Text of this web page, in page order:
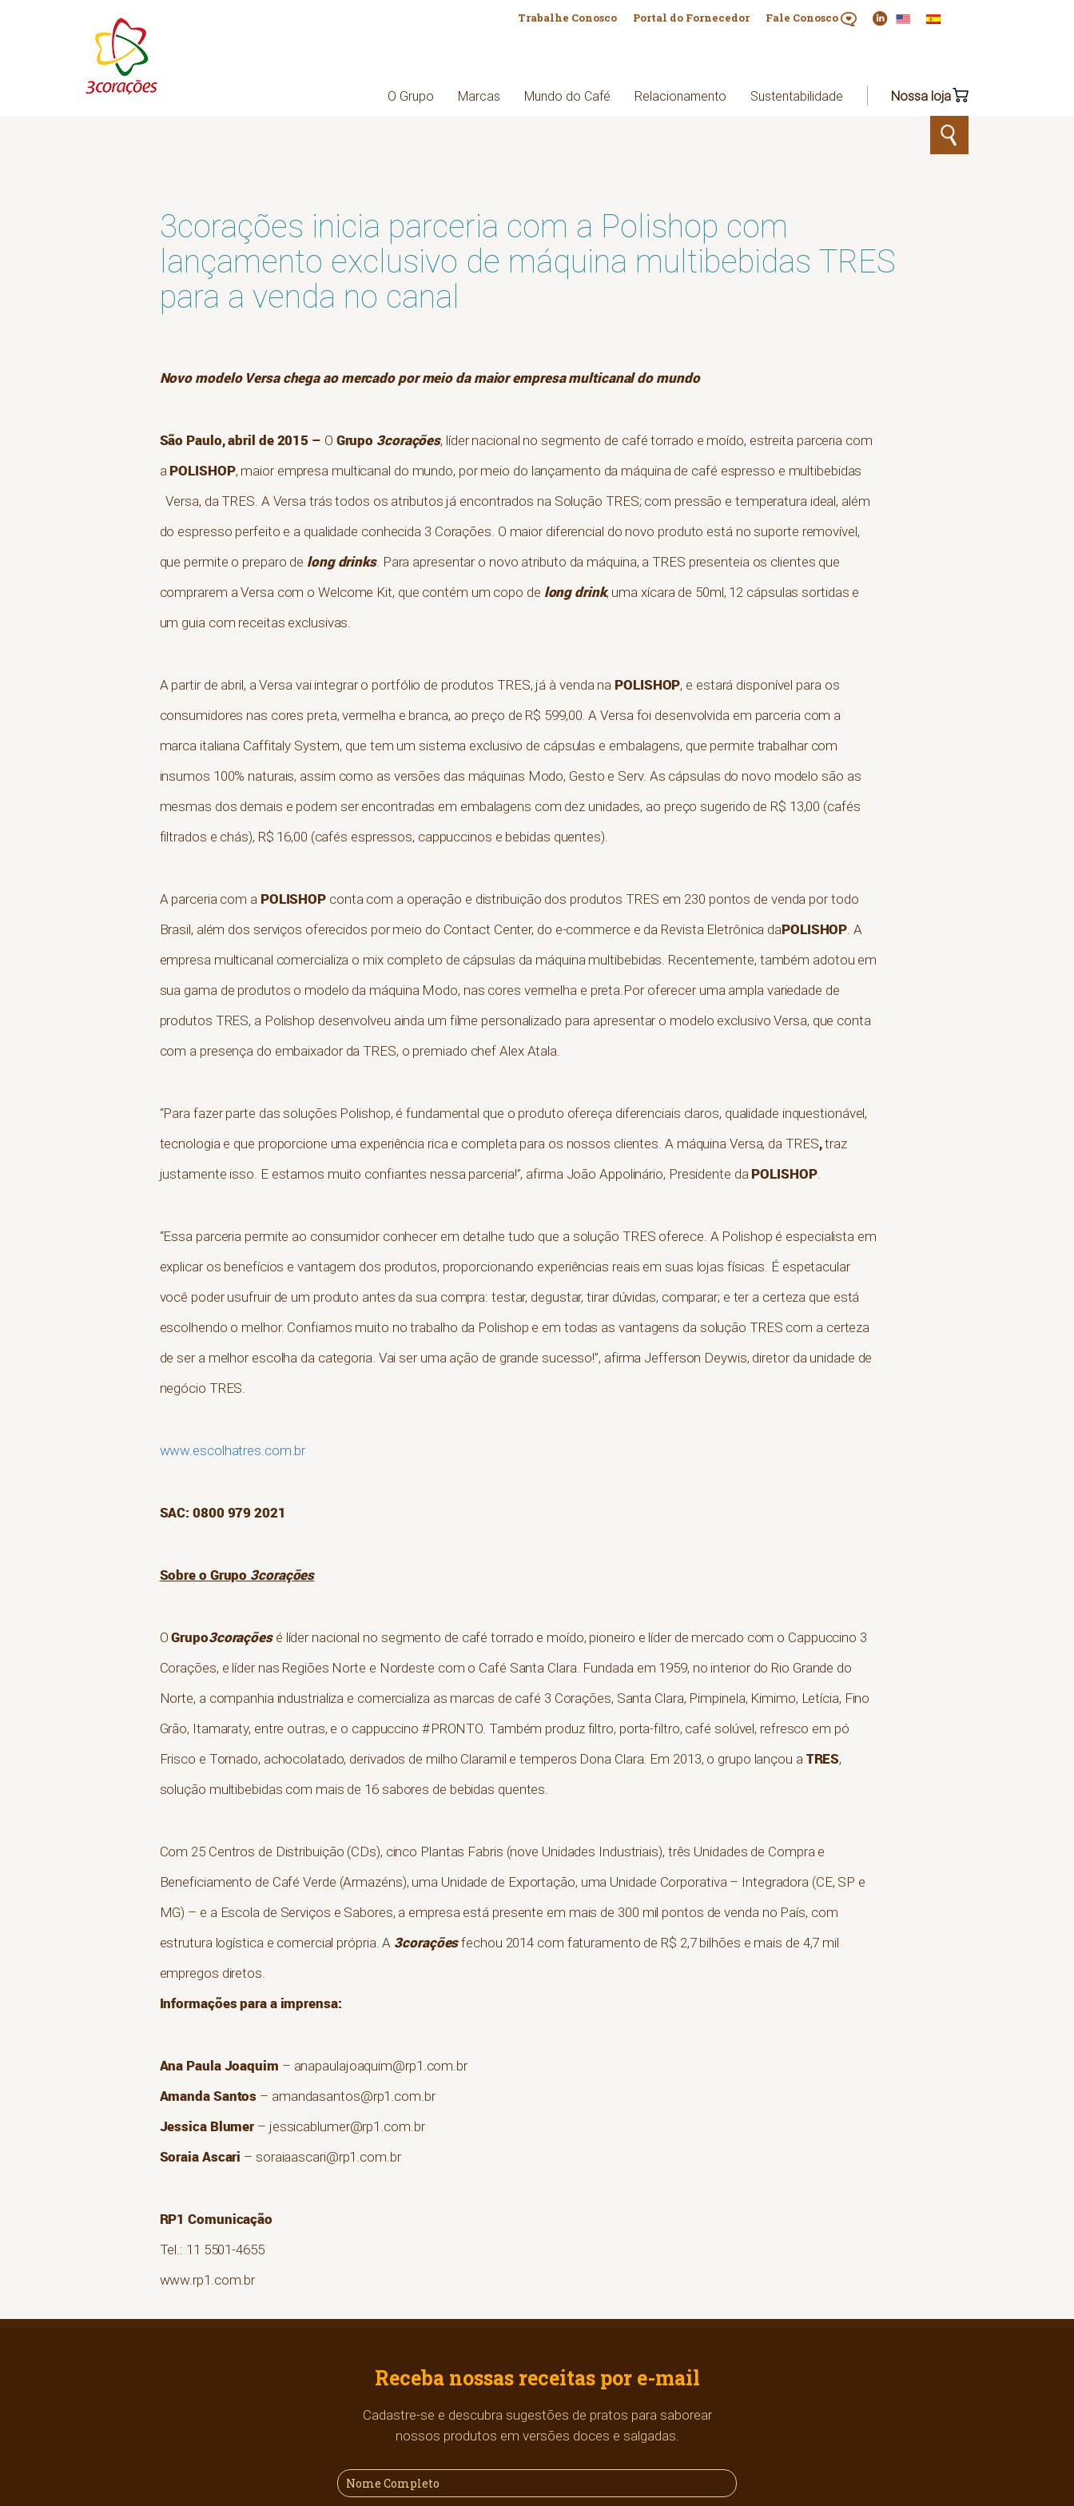
Trabalhe Conosco Portal do Fornecedor Fale Conosco
O Grupo Marcas Mundo do Café Relacionamento Sustentabilidade Nossa loja
3corações inicia parceria com a Polishop com
lançamento exclusivo de máquina multibebidas TRES
para a venda no canal
Novo modelo Versa chega ao mercado por meio da maior empresa multicanal do mundo
São Paulo, abril de 2015 – O Grupo 3corações, líder nacional no segmento de café torrado e moído, estreita parceria com
aPOLISHOP, maior empresa multicanal do mundo, por meio do lançamento da máquina de café espresso e multibebidas
Versa, da TRES. A Versa trás todos os atributos já encontrados na Solução TRES; com pressão e temperatura ideal, além
do espresso perfeito e a qualidade conhecida 3 Corações. O maior diferencial do novo produto está no suporte removível,
que permite o preparo de long drinks. Para apresentar o novo atributo da máquina, a TRES presenteia os clientes que
comprarem a Versa com o Welcome Kit, que contém um copo de long drink, uma xícara de 50ml, 12 cápsulas sortidas e
um guia com receitas exclusivas.
A partir de abril, a Versa vai integrar o portfólio de produtos TRES, já à venda na POLISHOP, e estará disponível para os
consumidores nas cores preta, vermelha e branca, ao preço de R$ 599,00. A Versa foi desenvolvida em parceria com a
marca italiana Caffitaly System, que tem um sistema exclusivo de cápsulas e embalagens, que permite trabalhar com
insumos 100% naturais, assim como as versões das máquinas Modo, Gesto e Serv. As cápsulas do novo modelo são as
mesmas dos demais e podem ser encontradas em embalagens com dez unidades, ao preço sugerido de R$ 13,00 (cafés
filtrados e chás), R$ 16,00 (cafés espressos, cappuccinos e bebidas quentes).
A parceria com a POLISHOP conta com a operação e distribuição dos produtos TRES em 230 pontos de venda por todo
Brasil, além dos serviços oferecidos por meio do Contact Center, do e-commerce e da Revista Eletrônica daPOLISHOP. A
empresa multicanal comercializa o mix completo de cápsulas da máquina multibebidas. Recentemente, também adotou em
sua gama de produtos o modelo da máquina Modo, nas cores vermelha e preta.Por oferecer uma ampla variedade de
produtos TRES, a Polishop desenvolveu ainda um filme personalizado para apresentar o modelo exclusivo Versa, que conta
com a presença do embaixador da TRES, o premiado chef Alex Atala.
“Para fazer parte das soluções Polishop, é fundamental que o produto ofereça diferenciais claros, qualidade inquestionável,
tecnologia e que proporcione uma experiência rica e completa para os nossos clientes. A máquina Versa, da TRES,traz
justamente isso. E estamos muito confiantes nessa parceria!”, afirma João Appolinário, Presidente daPOLISHOP.
“Essa parceria permite ao consumidor conhecer em detalhe tudo que a solução TRES oferece. A Polishop é especialista em
explicar os benefícios e vantagem dos produtos, proporcionando experiências reais em suas lojas físicas. É espetacular
você poder usufruir de um produto antes da sua compra: testar, degustar, tirar dúvidas, comparar; e ter a certeza que está
escolhendo o melhor. Confiamos muito no trabalho da Polishop e em todas as vantagens da solução TRES com a certeza
de ser a melhor escolha da categoria. Vai ser uma ação de grande sucesso!”, afirma Jefferson Deywis, diretor da unidade de
negócio TRES.
www.escolhatres.com.br
SAC: 0800 979 2021
Sobre o Grupo 3corações
OGrupo3coraçõesé líder nacional no segmento de café torrado e moído, pioneiro e líder de mercado com o Cappuccino 3
Corações, e líder nas Regiões Norte e Nordeste com o Café Santa Clara. Fundada em 1959, no interior do Rio Grande do
Norte, a companhia industrializa e comercializa as marcas de café 3 Corações, Santa Clara, Pimpinela, Kimimo, Letícia, Fino
Grão, Itamaraty, entre outras, e o cappuccino #PRONTO. Também produz filtro, porta-filtro, café solúvel, refresco em pó
Frisco e Tornado, achocolatado, derivados de milho Claramil e temperos Dona Clara. Em 2013, o grupo lançou aTRES,
solução multibebidas com mais de 16 sabores de bebidas quentes.
Com 25 Centros de Distribuição (CDs), cinco Plantas Fabris (nove Unidades Industriais), três Unidades de Compra e
Beneficiamento de Café Verde (Armazéns), uma Unidade de Exportação, uma Unidade Corporativa – Integradora (CE, SP e
MG) – e a Escola de Serviços e Sabores, a empresa está presente em mais de 300 mil pontos de venda no País, com
estrutura logística e comercial própria. A 3coraçõesfechou 2014 com faturamento de R$ 2,7 bilhões e mais de 4,7 mil
empregos diretos.
Informações para a imprensa:
Ana Paula Joaquim – anapaulajoaquim@rp1.com.br
Amanda Santos – amandasantos@rp1.com.br
Jessica Blumer – jessicablumer@rp1.com.br
Soraia Ascari – soraiaascari@rp1.com.br
RP1 Comunicação
Tel.: 11 5501-4655
www.rp1.com.br
Receba nossas receitas por e-mail
Cadastre-se e descubra sugestões de pratos para saborear
nossos produtos em versões doces e salgadas.